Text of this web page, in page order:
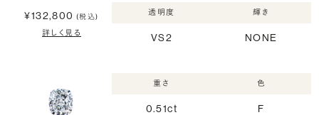
¥132,800 (税込)
詳しく見る
透明度
VS2
輝き
NONE
重さ
0.51ct
色
F